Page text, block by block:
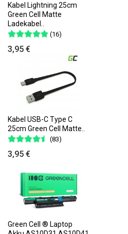
Kabel Lightning 25cm
Green Cell Matte
Ladekabel..
(16)
3,95 €
Kabel USB-C Type C
25cm Green Cell Matte..
(83)
3,95 €
Green Cell ® Laptop